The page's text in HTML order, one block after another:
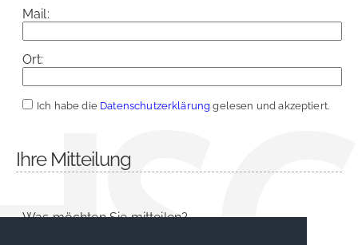
Mail:
Ort:
Ich habe die Datenschutzerklärung gelesen und akzeptiert.
Ihre Mitteilung
Was möchten Sie mitteilen?